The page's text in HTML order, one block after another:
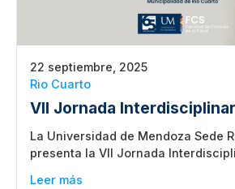
22 septiembre, 2025
Rio Cuarto
VII Jornada
La Universidad de Mendoza Sede
presenta la VII Jornada
Leer más